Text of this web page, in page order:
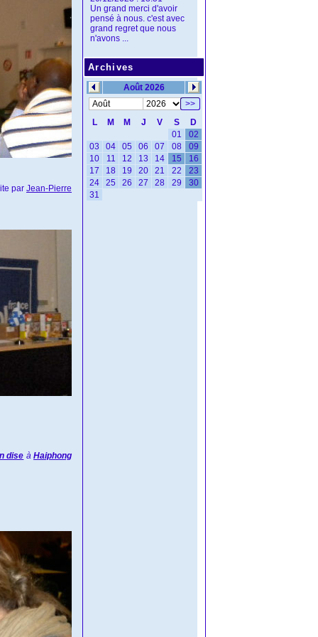
parJean-Pierre
dise àHaiphong
Un grand merci d'avoir
pensé à nous. c'est avec
grand regret que nous
n'avons ...
Archives
Août 2026
>>
L
M M J V S
D
01
02
03
04 05 06 07 08
09
10
11 12 13 14 15
16
17
18 19 20 21 22
23
24
25 26 27 28 29
30
31